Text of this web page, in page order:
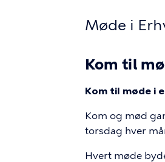
Møde i
Kom til
Kom til møde i
Kom og mød
torsdag hver
Hvert møde